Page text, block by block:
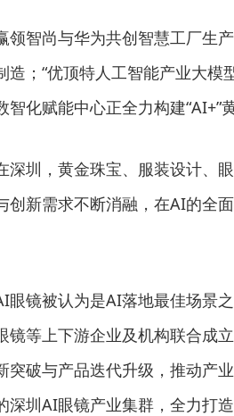
领智尚与华为共创智慧工厂生
造；“优顶特人工智能产业大模
智化赋能中心正全力构建
深圳，黄金珠宝、服装设计、
创新需求不断消融，在AI的全
眼镜被认为是AI落地最佳场景
镜等上下游企业及机构联合成
突破与产品迭代升级，推动产
深圳AI眼镜产业集群，全力打造